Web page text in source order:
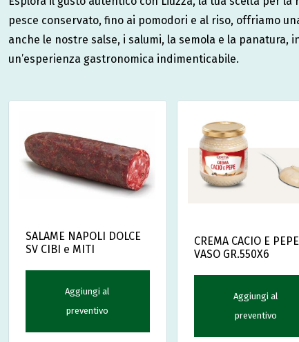
pesce conservato, fino ai pomodori e al riso, offriamo
anche le nostre salse, i salumi, la semola e la
un’esperienza gastronomica indimenticabile.
SALAME NAPOLI DOLCE
SV CIBI e MITI
Aggiungi al
preventivo
CREMA CACIO E PEPE
VASO GR.550X6
Aggiungi al
preventivo